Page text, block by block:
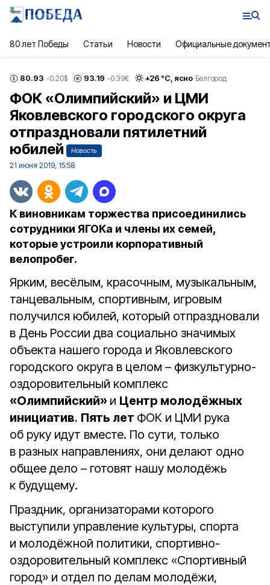
80 лет Победы Статьи Новости Официальные
80.93 -0.20$ 93.19 -0.39€ +26 °С, ясно Белгород
ФОК «Олимпийский» и ЦМИ
Яковлевского городского округа
отпраздновали пятилетний
юбилей
Новость
21 июня 2019, 15:58
К виновникам торжества присоединились
сотрудники ЯГОКа и члены их семей,
которые устроили корпоративный
велопробег.
Ярким, весёлым, красочным, музыкальным,
танцевальным, спортивным, игровым
получился юбилей, который отпраздновали
в День России два социально значимых
объекта нашего города и Яковлевского
городского округа в целом – физкультурно-
оздоровительный комплекс
«Олимпийский» и Центр молодёжных
инициатив. Пять лет ФОК и ЦМИ рука
об руку идут вместе. По сути, только
в разных направлениях, они делают одно
общее дело – готовят нашу молодёжь
к будущему.
Праздник, организаторами которого
выступили управление культуры, спорта
и молодёжной политики, спортивно-
оздоровительный комплекс «Спортивный
город» и отдел по делам молодёжи,